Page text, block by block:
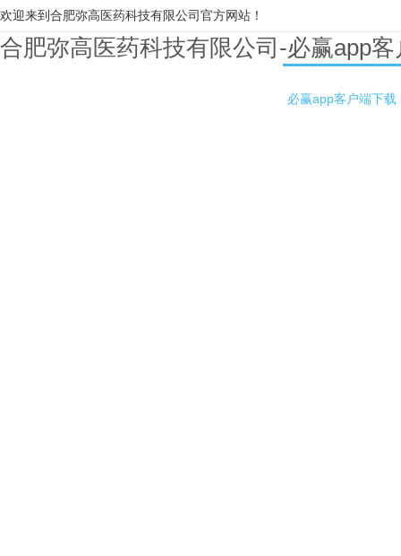
欢迎来到合肥弥高医药科技有限公司官方网站！
合肥弥高医药科技有限公司-必赢app
必赢app客户端下载